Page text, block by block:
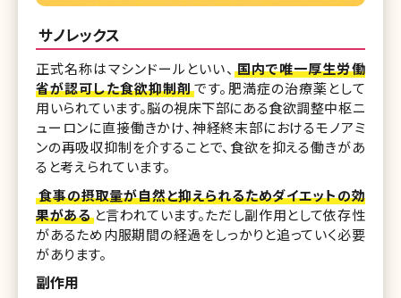
サノレックス
正式名称はマシンドールといい、 国内で唯一厚生労働
省が認可した食欲抑制剤です。肥満症の治療薬として
用いられています。脳の視床下部にある食欲調整中枢ニ
ューロンに直接働きかけ、神経終末部におけるモノアミ
ンの再吸収抑制を介することで、食欲を抑える働きがあ
ると考えられています。
食事の摂取量が自然と抑えられるためダイエットの効
果があると言われています。ただし副作用として依存性
があるため内服期間の経過をしっかりと追っていく必要
があります。
副作用